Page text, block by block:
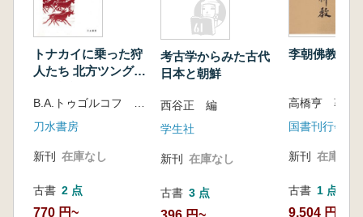
トナカイに乗った狩
人たち 北方ツングー
刀水書房
新刊 在庫なし
古書 2 点
770 円~
考古学からみた古代
日本と朝鮮
西谷正 編
学生社
新刊 在庫なし
古書 3 点
李朝佛教 (
高橋亨 著
国書刊行会
新刊 在庫なし
古書 1 点
9,504 円